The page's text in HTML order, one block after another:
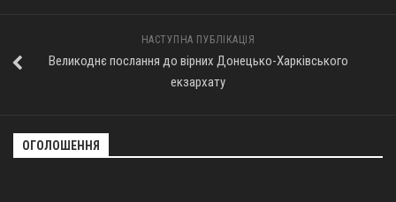
НАСТУПНА ПУБЛІКАЦІЯ
Великоднє послання до вірних Донецько-Харківського
екзархату
ОГОЛОШЕННЯ